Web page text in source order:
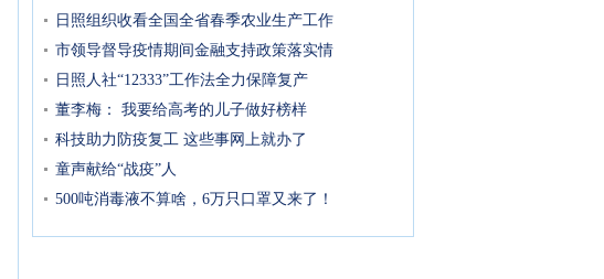
日照组织收看全国全省春季农业生产工作
市领导督导疫情期间金融支持政策落实情
日照人社“12333”工作法全力保障复产
董李梅： 我要给高考的儿子做好榜样
科技助力防疫复工 这些事网上就办了
童声献给“战疫”人
500吨消毒液不算啥，6万只口罩又来了！